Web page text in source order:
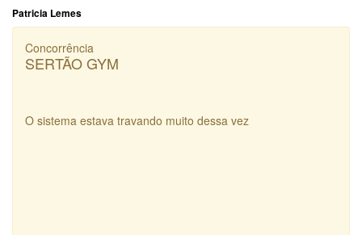
Patricia Lemes
Concorrência
SERTÃO GYM
O sistema estava travando muito dessa vez